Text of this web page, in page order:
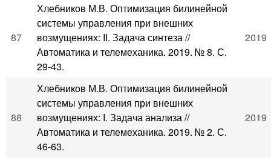
87
Хлебников М.В. Оптимизация билинейной
системы управления при внешних
возмущениях: II. Задача синтеза //
Автоматика и телемеханика. 2019. № 8. С.
29-43.
2019
88
Хлебников М.В. Оптимизация билинейной
системы управления при внешних
возмущениях: I. Задача анализа //
Автоматика и телемеханика. 2019. № 2. С.
46-63.
2019